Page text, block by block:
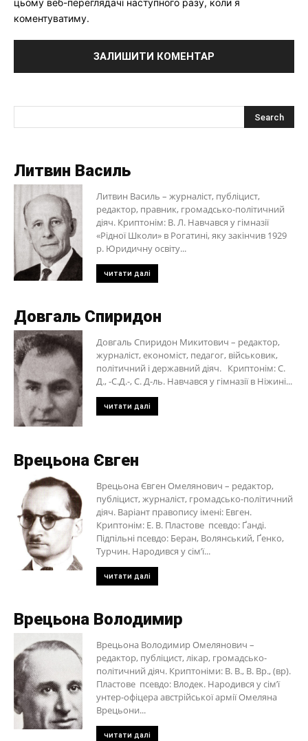
цьому веб-переглядачі наступного разу, коли я
коментуватиму.
Литвин Василь
Литвин Василь – журналіст, публіцист,
редактор, правник, громадсько-політичний
діяч. Криптонім: В. Л. Навчався у гімназії
«Рідної Школи» в Рогатині, яку закінчив 1929
р. Юридичну освіту...
читати далі
Довгаль Спиридон
Довгаль Спиридон Микитович – редактор,
журналіст, економіст, педагог, військовик,
політичний і державний діяч. Криптонім: С.
Д., -С.Д.-, С. Д-ль. Навчався у гімназії в Ніжині...
читати далі
Врецьона Євген
Врецьона Євген Омелянович – редактор,
публіцист, журналіст, громадсько-політичний
діяч. Варіант правопису імені: Евген.
Криптонім: Е. В. Пластове псевдо: Ґанді.
Підпільні псевдо: Беран, Волянський, Ґенко,
Турчин. Народився у сім’ї...
читати далі
Врецьона Володимир
Врецьона Володимир Омелянович –
редактор, публіцист, лікар, громадсько-
політичний діяч. Криптоніми: В. В., В. Вр., (вр).
Пластове псевдо: Влодек. Народився у сім’ї
унтер-офіцера австрійської армії Омеляна
Врецьони...
читати далі